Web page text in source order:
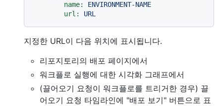
name:
ENVIRONMENT-NAME
url:
URL
지정한 URL이 다음 위치에 표시됩니다.
리포지토리의 배포 페이지에서
워크플로 실행에 대한 시각화 그래프에서
(끌어오기 요청이 워크플로를 트리거한 경우) 끌
어오기 요청 타임라인에 "배포 보기" 버튼으로 표